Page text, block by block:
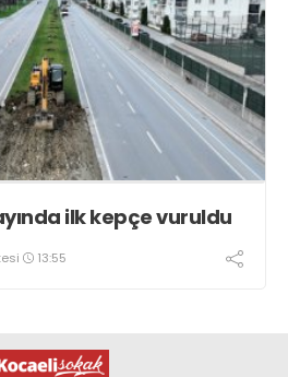
ilk kepçe vuruldu
13:55